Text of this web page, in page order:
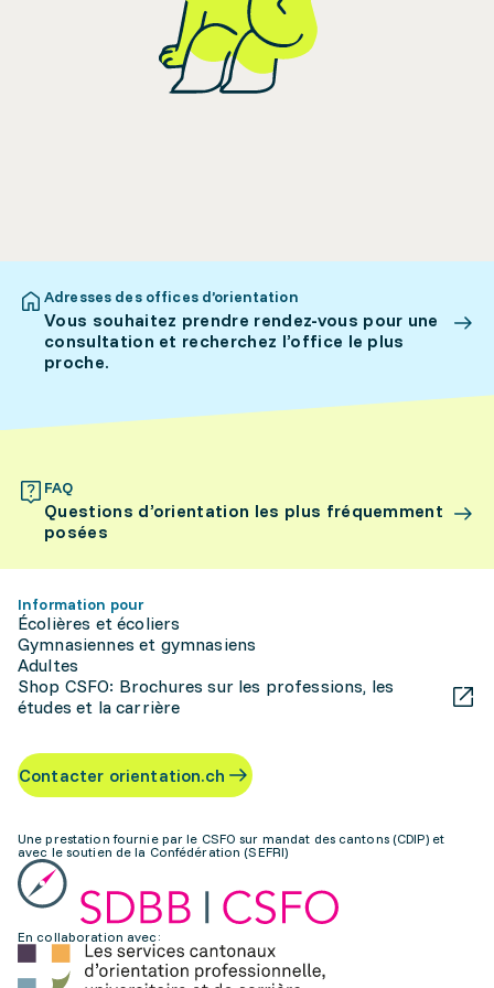
Adresses des offices d’orientation
Vous souhaitez prendre rendez-vous pour une
consultation et recherchez l’office le plus
proche.
FAQ
Questions d’orientation les plus fréquemment
posées
Information pour
Écolières et écoliers
Gymnasiennes et gymnasiens
Adultes
Shop CSFO: Brochures sur les professions, les
études et la carrière
Contacter orientation.ch
Une prestation fournie par le CSFO sur mandat des cantons (CDIP) et
avec le soutien de la Confédération (SEFRI)
En collaboration avec: